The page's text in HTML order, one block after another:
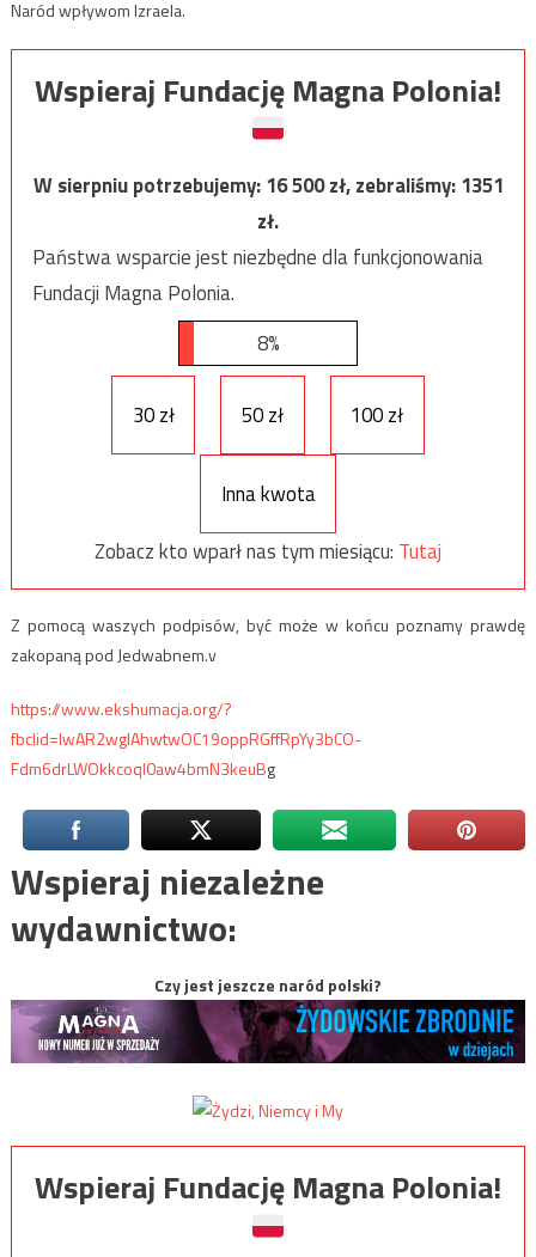
Naród wpływom Izraela.
Wspieraj Fundację Magna Polonia!
W sierpniu potrzebujemy:16 500zł, zebraliśmy:1351
zł.
Państwa wsparcie jest niezbędne dla funkcjonowania
Fundacji Magna Polonia.
8%
30 zł 50 zł 100 zł
Inna kwota
Zobacz kto wparł nas tym miesiącu: Tutaj
Z pomocą waszych podpisów, być może w końcu poznamy prawdę
zakopaną pod Jedwabnem.v
https://www.ekshumacja.org/?
fbclid=IwAR2wgIAhwtwOC19oppRGffRpYy3bCO-
Fdm6drLWOkkcoql0aw4bmN3keuBg
Wspieraj niezależne
wydawnictwo:
Czy jest jeszcze naród polski?
Wspieraj Fundację Magna Polonia!